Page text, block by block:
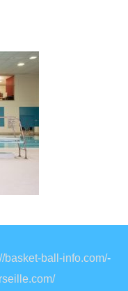
basket-ball-info.com/-